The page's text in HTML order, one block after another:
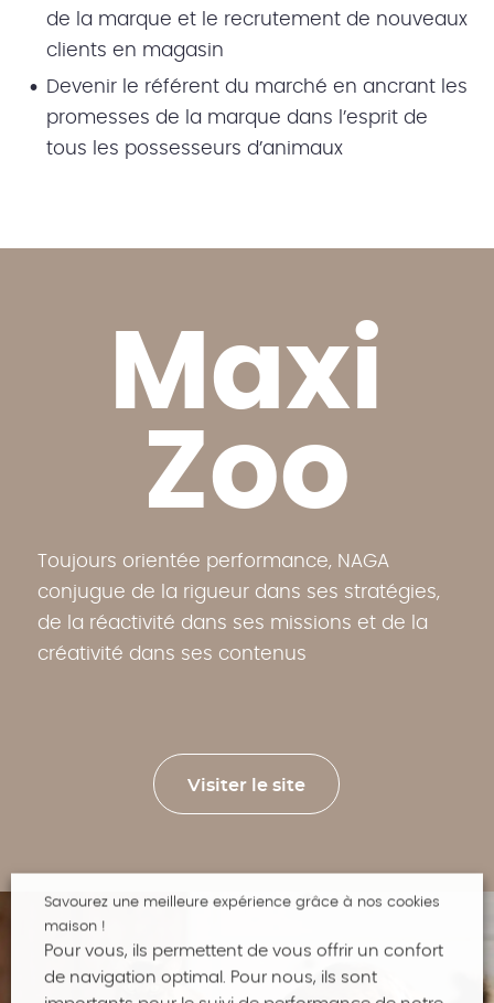
de la marque et le recrutement de nouveaux
clients en magasin
Devenir le référent du marché en ancrant les
promesses de la marque dans l’esprit de
tous les possesseurs d’animaux
Maxi
Zoo
Toujours orientée performance, NAGA
conjugue de la rigueur dans ses stratégies,
de la réactivité dans ses missions et de la
créativité dans ses contenus
Visiter le site
Savourez une meilleure expérience grâce à nos cookies
maison !
Pour vous, ils permettent de vous offrir un confort
de navigation optimal. Pour nous, ils sont